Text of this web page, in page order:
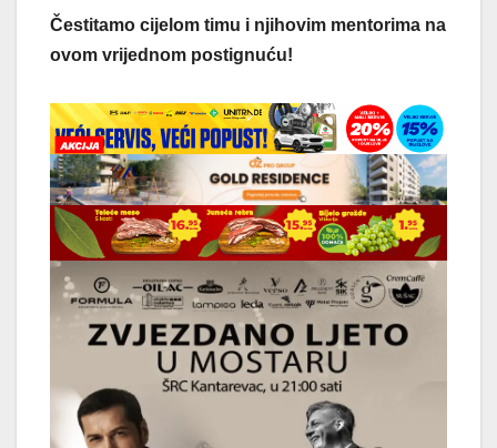
Čestitamo cijelom timu i njihovim mentorima na
ovom vrijednom postignuću!